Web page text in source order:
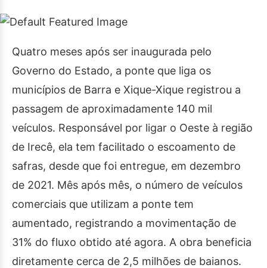
Quatro meses após ser inaugurada pelo
Governo do Estado, a ponte que liga os
municípios de Barra e Xique-Xique registrou a
passagem de aproximadamente 140 mil
veículos. Responsável por ligar o Oeste à região
de Irecê, ela tem facilitado o escoamento de
safras, desde que foi entregue, em dezembro
de 2021. Mês após mês, o número de veículos
comerciais que utilizam a ponte tem
aumentado, registrando a movimentação de
31% do fluxo obtido até agora. A obra beneficia
diretamente cerca de 2,5 milhões de baianos.